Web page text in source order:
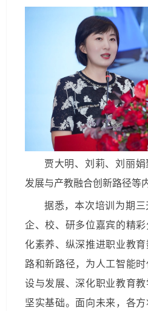
贾大明、刘莉、刘丽
发展与产教融合创新路径等
据悉，本次培训为期三
企、校、研多位嘉宾的精
化素养、纵深推进职业教
路和新路径，为人工智能
设与发展、深化职业教育
坚实基础。面向未来，各